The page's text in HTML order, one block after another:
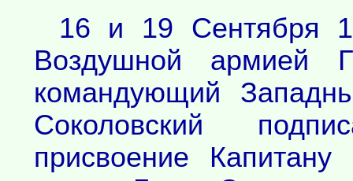
16 и 19 Сентября
Воздушной
командующий
Соколовский
присвоение